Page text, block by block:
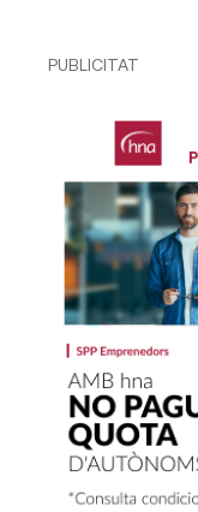
PUBLICITAT